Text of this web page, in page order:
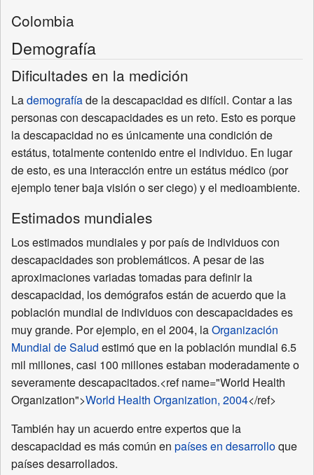
Colombia
Demografía
Dificultades en la medición
Lademografíade la descapacidad es difícil. Contar a las
personas con descapacidades es un reto. Esto es porque
la descapacidad no es únicamente una condición de
estátus, totalmente contenido entre el individuo. En lugar
de esto, es una interacción entre un estátus médico (por
ejemplo tener baja visión o ser ciego) y el medioambiente.
Estimados mundiales
Los estimados mundiales y por país de individuos con
descapacidades son problemáticos. A pesar de las
aproximaciones variadas tomadas para definir la
descapacidad, los demógrafos están de acuerdo que la
población mundial de individuos con descapacidades es
muy grande. Por ejemplo, en el 2004, laOrganización
Mundial de Salud estimó que en la población mundial 6.5
mil millones, casi 100 millones estaban moderadamente o
severamente descapacitados.<ref name="World Health
Organization">World Health Organization, 2004</ref>
También hay un acuerdo entre expertos que la
descapacidad es más común en países en desarrolloque
países desarrollados.